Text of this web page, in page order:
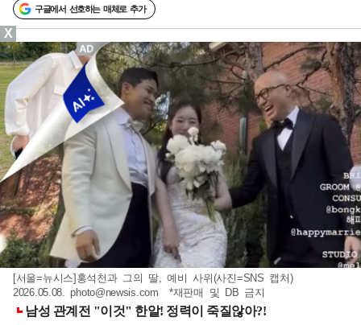
구글에서 선호하는 매체로 추가
[서울=뉴시스]홍석천과 그의 딸, 예비 사위(사진=SNS 캡처)
2026.05.08.photo@newsis.com *재판매 및 DB 금지
X